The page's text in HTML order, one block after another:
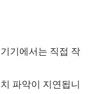
기에서는 직접 작
파악이 지연됩니